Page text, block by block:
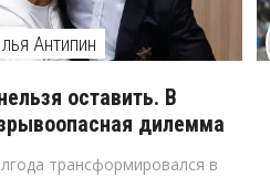
Антипин
оставить. В
дилемма
трансформировался в